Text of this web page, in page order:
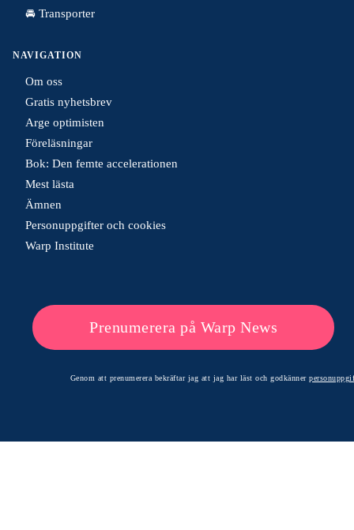
🚘 Transporter
NAVIGATION
Om oss
Gratis nyhetsbrev
Arge optimisten
Föreläsningar
Bok: Den femte accelerationen
Mest lästa
Ämnen
Personuppgifter och cookies
Warp Institute
Prenumerera på Warp News
Genom att prenumerera bekräftar jag att jag har läst och godkänner